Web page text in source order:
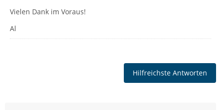
Vielen Dank im Voraus!
Al
Hilfreichste Antworten